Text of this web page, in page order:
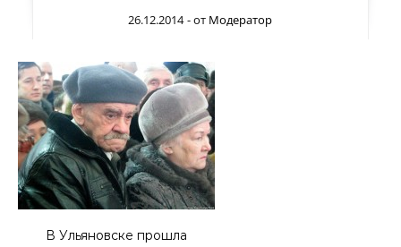
26.12.2014 - от Модератор
В Ульяновске прошла